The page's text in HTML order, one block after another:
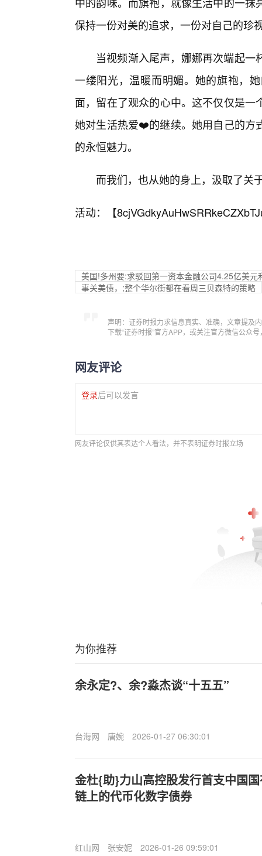
保持一份对美的追求，一份对自己的珍
当视频渐入尾声，娜娜再次端起
一缕阳光，温暖而明媚。她的旗袍，
面，留在了观众的心中。这不仅仅是
她对生活热爱❤️的继续。她用自己的方
的永恒魅力。
而我们，也从她的身上，汲取了关
活动：【
美国!多州要:求驳回第一资本金融公司4.25亿美元
事关美债，;整个华尔街都在看周三贝森特的策略
声明：证券时报力求信息真实、准确，文章提及
下载“证券时报”官方APP，或关注官方微信公众
网友评论
登录后可以发言
网友评论仅供其表达个人看法，并不表明证券时报立场
为你推荐
余永定?、余?淼杰谈“十五五”
台海网 唐婉 2026-01-27 06:30:01
金杜{助}力山高控股发行首支中国
链上的代币化数字债券
红山网 张安妮 2026-01-26 09:59:01